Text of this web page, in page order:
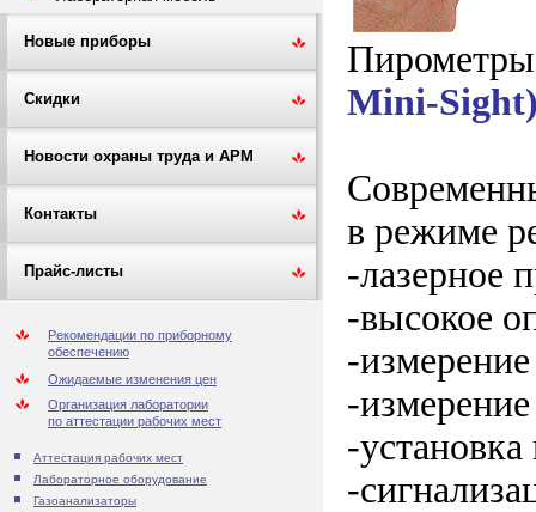
Новые приборы
Скидки
Новости охраны труда и АРМ
Контакты
Прайс-листы
Рекомендации по приборному
обеспечению
Ожидаемые изменения цен
Организация лаборатории
по аттестации рабочих мест
Аттестация рабочих мест
Лабораторное оборудование
Газоанализаторы
Mini-
в режиме
-лазерное
-высокое
-
-
-
-